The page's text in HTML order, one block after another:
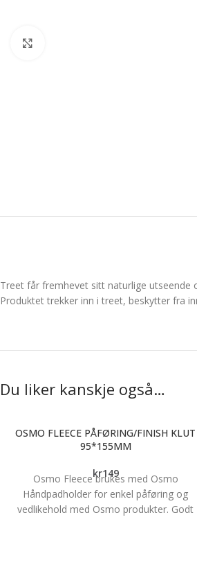
Treet får fremhevet sitt naturlige utseende
Produktet trekker inn i treet, beskytter fra
Du liker kanskje også…
OSMO FLEECE PÅFØRING/FINISH KLUT
95*155MM
kr149
Osmo Fleece brukes med Osmo
Håndpadholder for enkel påføring og
vedlikehold med Osmo produkter. Godt